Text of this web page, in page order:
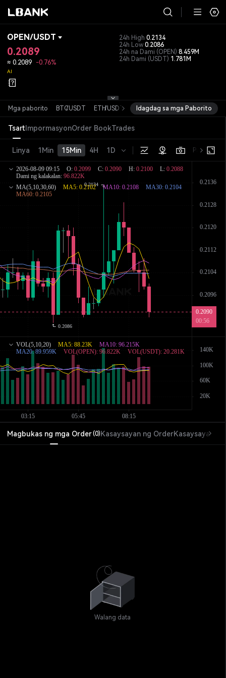
OPEN/USDT
0.2089
≈ 0.2089 -0.76%
AI
24h High 0.2134
24h Low 0.2086
24h na Dami (OPEN) 8.459M
24h Dami (USDT) 1.781M
Mga paborito BTC/USDT ETH/USDT SOL/USDT XRP/USDT DOGE
Idagdag sa mga Paborito
TsartImpormasyonOrder BookTrades
Linya 1Min 15Min 4H 1D
Magbukas ng mga Order(0)Kasaysayan ng OrderKasaysayan
Walang data